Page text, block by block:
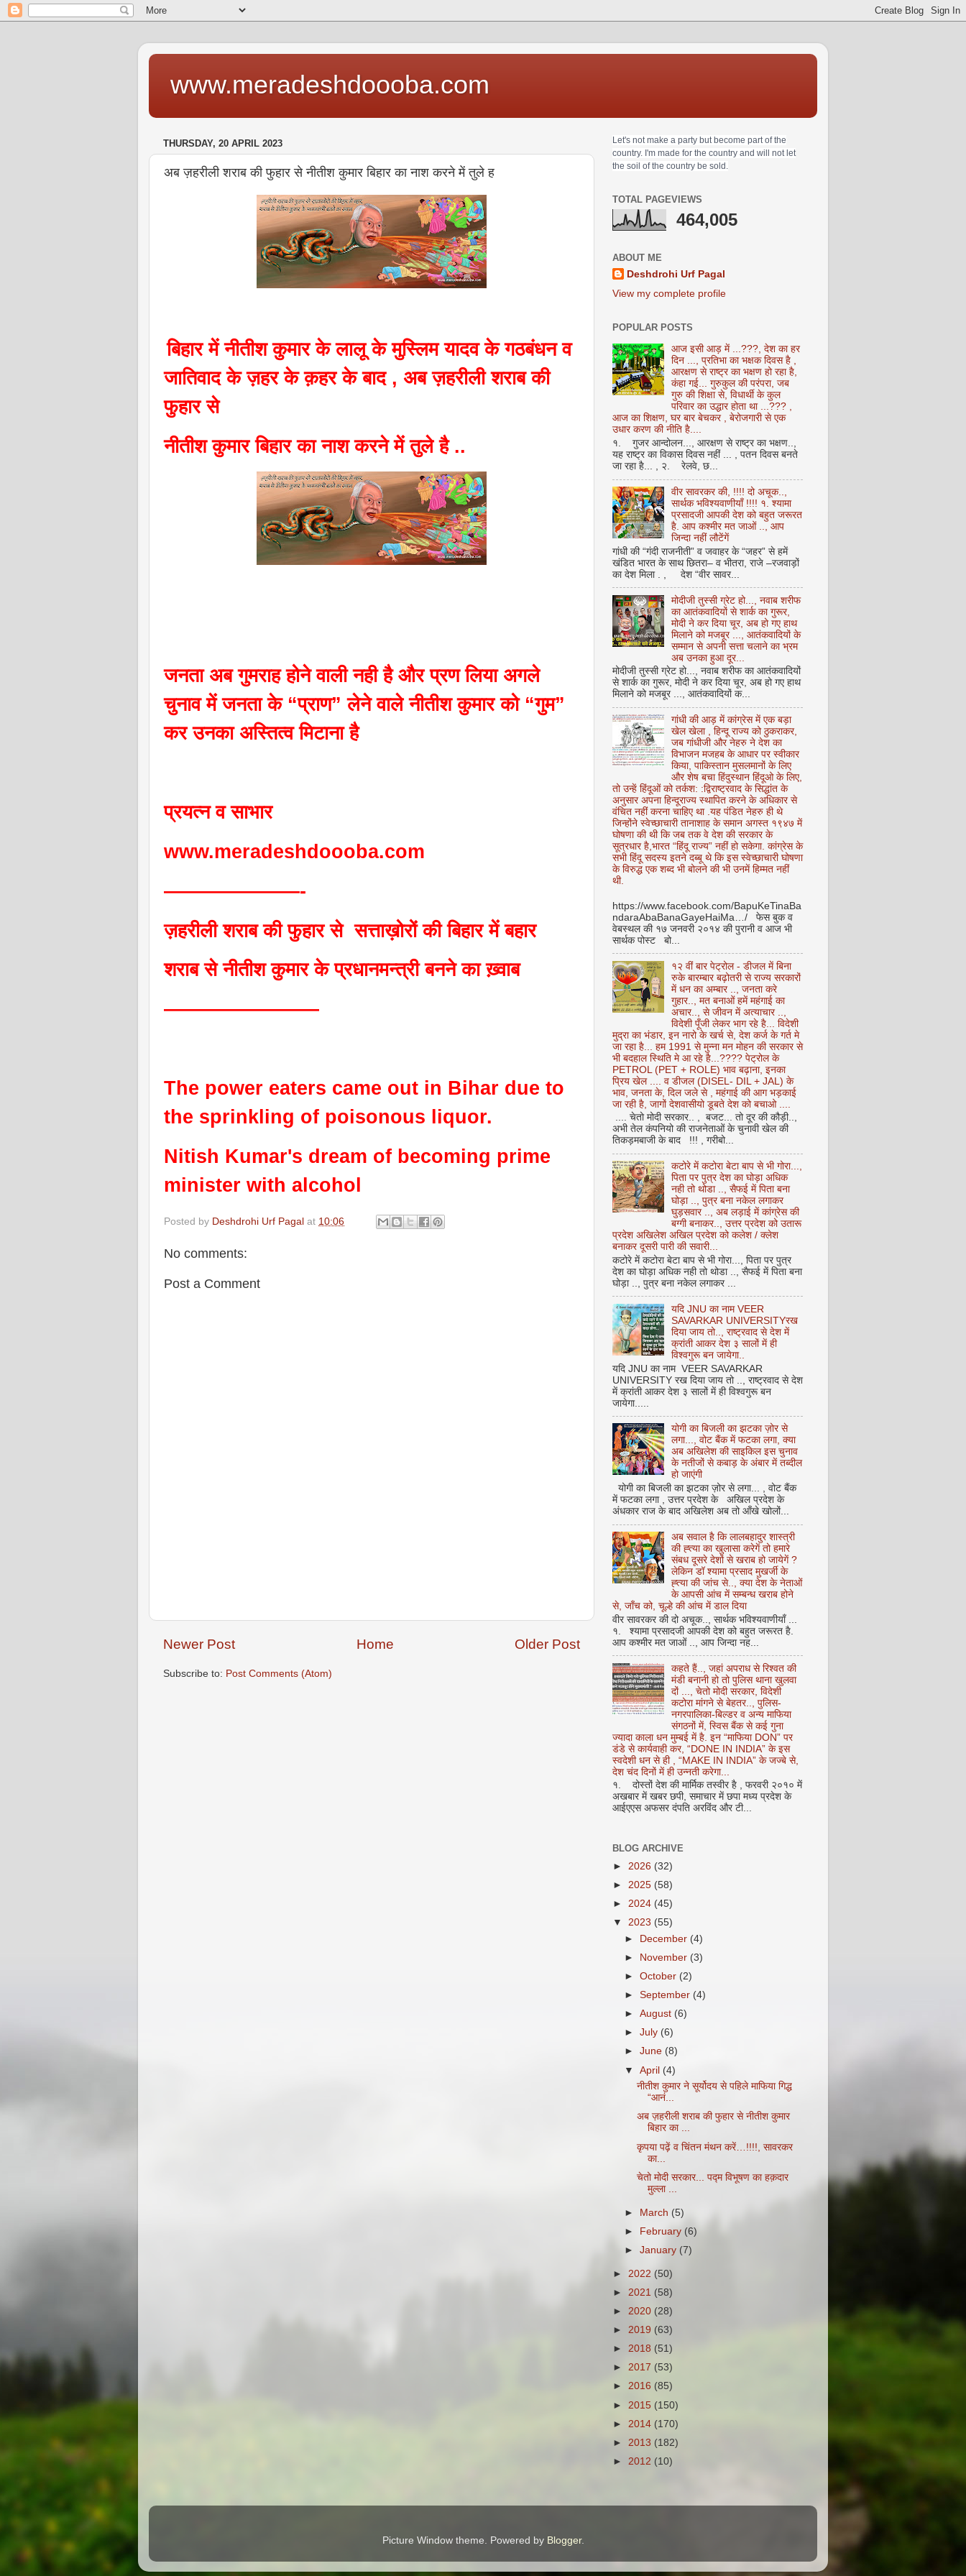
www.meradeshdoooba.com
THURSDAY, 20 APRIL 2023
अब ज़हरीली शराब की फुहार से नीतीश कुमार बिहार का नाश करने में तुले ह
बिहार में नीतीश कुमार के लालू के मुस्लिम यादव के गठबंधन व
जातिवाद के ज़हर के क़हर के बाद , अब ज़हरीली शराब की
फुहार से
नीतीश कुमार बिहार का नाश करने में तुले है ..
जनता अब गुमराह होने वाली नही है और प्रण लिया अगले
चुनाव में जनता के “प्राण” लेने वाले नीतीश कुमार को “गुम”
कर उनका अस्तित्व मिटाना है
प्रयत्न व साभार
www.meradeshdoooba.com
———————-
ज़हरीली शराब की फुहार से सत्ताख़ोरों की बिहार में बहार
शराब से नीतीश कुमार के प्रधानमन्त्री बनने का ख़्वाब
————————
The power eaters came out in Bihar due to
the sprinkling of poisonous liquor.
Nitish Kumar's dream of becoming prime
minister with alcohol
Posted by Deshdrohi Urf Pagal at 10:06
No comments:
Post a Comment
Newer Post Older Post
Home
Subscribe to: Post Comments (Atom)
Let's not make a party but become part of the
country. I'm made for the country and will not let
the soil of the country be sold.
TOTAL PAGEVIEWS
464,005
ABOUT ME
Deshdrohi Urf Pagal
View my complete profile
POPULAR POSTS
आज इसी आड़ में ...???, देश का हर
दिन ..., प्रतिभा का भक्षक दिवस है ,
आरक्षण से राष्ट्र का भक्षण हो रहा है,
कंहा गई... गुरुकुल की परंपरा, जब
गुरु की शिक्षा से, विधार्थी के कुल
परिवार का उद्धार होता था ...??? ,
आज का शिक्षण, घर बार बेचकर , बेरोजगारी से एक
उधार करण की नीति है....
१. गुजर आन्दोलन..., आरक्षण से राष्ट्र का भक्षण..,
यह राष्ट्र का विकास दिवस नहीं ... , पतन दिवस बनते
जा रहा है... , २. रेलवे, छ...
वीर सावरकर की, !!!! दो अचूक..,
सार्थक भविश्यवाणीयाँ !!!! १. श्यामा
प्रसादजी आपकी देश को बहुत जरूरत
है. आप कश्मीर मत जाओं .., आप
जिन्दा नहीं लौटेंगें
गांधी की “गंदी राजनीती” व जवाहर के “जहर” से हमें
खंडित भारत के साथ छितरा– व भीतरा, राजे –रजवाड़ों
का देश मिला . , देश “वीर सावर...
मोदीजी तुस्सी ग्रेट हो..., नवाब शरीफ
का आतंकवादियों से शार्क का गुरूर,
मोदी ने कर दिया चूर, अब हो गए हाथ
मिलाने को मजबूर ..., आतंकवादियों के
सम्मान से अपनी सत्ता चलाने का भ्रम
अब उनका हुआ दूर...
मोदीजी तुस्सी ग्रेट हो..., नवाब शरीफ का आतंकवादियों
से शार्क का गुरूर, मोदी ने कर दिया चूर, अब हो गए हाथ
मिलाने को मजबूर ..., आतंकवादियों क...
गांधी की आड़ में कांग्रेस में एक बड़ा
खेल खेला , हिन्दू राज्य को ठुकराकर,
जब गांधीजी और नेहरु ने देश का
विभाजन मजहब के आधार पर स्वीकार
किया, पाकिस्तान मुसलमानों के लिए
और शेष बचा हिंदुस्थान हिंदूओ के लिए,
तो उन्हें हिंदूओं को तर्कश: :द्विराष्ट्रवाद के सिद्धांत के
अनुसार अपना हिन्दूराज्य स्थापित करने के अधिकार से
वंचित नहीं करना चाहिए था .यह पंडित नेहरु ही थे
जिन्होंने स्वेच्छाचारी तानाशाह के समान अगस्त १९४७ में
घोषणा की थी कि जब तक वे देश की सरकार के
सूत्रधार है,भारत “हिंदू राज्य” नहीं हो सकेगा. कांग्रेस के
सभी हिंदू सदस्य इतने दब्बू थे कि इस स्वेच्छाचारी घोषणा
के विरुद्ध एक शब्द भी बोलने की भी उनमें हिम्मत नहीं
थी.
https://www.facebook.com/BapuKeTinaBa
ndaraAbaBanaGayeHaiMa…/ फेस बुक व
वेबस्थल की १७ जनवरी २०१४ की पुरानी व आज भी
सार्थक पोस्ट बो...
१२ वीं बार पेट्रोल - डीजल में बिना
रुके बारम्बार बढ़ोतरी से राज्य सरकारों
में धन का अम्बार .., जनता करे
गुहार.., मत बनाओं हमें महंगाई का
अचार.., से जीवन में अत्याचार ..,
विदेशी पूँजी लेकर भाग रहे है... विदेशी
मुद्रा का भंडार, इन नारो के खर्च से, देश कर्ज के गर्त मे
जा रहा है... हम 1991 से मुन्ना मन मोहन की सरकार से
भी बदहाल स्थिति मे आ रहे है...???? पेट्रोल के
PETROL (PET + ROLE) भाव बढ़ाना, इनका
प्रिय खेल .... व डीजल (DISEL- DIL + JAL) के
भाव, जनता के, दिल जले से , महंगाई की आग भड़काई
जा रही है, जागों देशवासीयो डूबते देश को बचाओ ....
.... चेतो मोदी सरकार.. , बजट... तो दूर की कौड़ी..,
अभी तेल कंपनियो की राजनेताओं के चुनावी खेल की
तिकड़मबाजी के बाद !!! , गरीबो...
कटोरे में कटोरा बेटा बाप से भी गोरा...,
पिता पर पुत्र देश का घोड़ा अधिक
नही तो थोडा .., सैफई में पिता बना
घोड़ा .., पुत्र बना नकेल लगाकर
घुड़सवार .., अब लड़ाई में कांग्रेस की
बग्गी बनाकर.., उत्तर प्रदेश को उतारू
प्रदेश अखिलेश अखिल प्रदेश को कलेश / क्लेश
बनाकर दूसरी पारी की सवारी...
कटोरे में कटोरा बेटा बाप से भी गोरा..., पिता पर पुत्र
देश का घोड़ा अधिक नही तो थोडा .., सैफई में पिता बना
घोड़ा .., पुत्र बना नकेल लगाकर ...
यदि JNU का नाम VEER
SAVARKAR UNIVERSITYरख
दिया जाय तो.., राष्ट्रवाद से देश में
क्रांती आकर देश ३ सालों में ही
विश्वगुरू बन जायेगा..
यदि JNU का नाम VEER SAVARKAR
UNIVERSITY रख दिया जाय तो .., राष्ट्रवाद से देश
में क्रांती आकर देश ३ सालों में ही विश्वगुरू बन
जायेगा.....
योगी का बिजली का झटका ज़ोर से
लगा..., वोट बैंक में फटका लगा, क्या
अब अखिलेश की साइकिल इस चुनाव
के नतीजों से कबाड़ के अंबार में तब्दील
हो जाएंगी
योगी का बिजली का झटका ज़ोर से लगा... , वोट बैंक
में फटका लगा , उत्तर प्रदेश के अखिल प्रदेश के
अंधकार राज के बाद अखिलेश अब तो आँखे खोलों...
अब सवाल है कि लालबहादुर शास्त्री
की ह्त्या का खुलासा करेगें तो हमारे
संबध दूसरे देशों से खराब हो जायेगें ?
लेकिन डॉ श्यामा प्रसाद मुखर्जी के
ह्त्या की जांच से.., क्या देश के नेताओं
के आपसी आंच में सम्बन्ध खराब होने
से, जाँच को, चूल्हे की आंच में डाल दिया
वीर सावरकर की दो अचूक.., सार्थक भविश्यवाणीयाँ ...
१. श्यामा प्रसादजी आपकी देश को बहुत जरूरत है.
आप कश्मीर मत जाओं .., आप जिन्दा नह...
कहते हैं.., जहां अपराध से रिश्वत की
मंडी बनानी हो तो पुलिस थाना खुलवा
दों ..., चेतो मोदी सरकार, विदेशी
कटोरा मांगने से बेहतर.., पुलिस-
नगरपालिका-बिल्डर व अन्य माफिया
संगठनों में, स्विस बैंक से कई गुना
ज्यादा काला धन मुम्बई में है. इन “माफिया DON” पर
डंडे से कार्यवाही कर, “DONE IN INDIA” के इस
स्वदेशी धन से ही , “MAKE IN INDIA” के जज्बे से,
देश चंद दिनों में ही उन्नती करेगा...
१. दोस्तों देश की मार्मिक तस्वीर है , फरवरी २०१० में
अखबार में खबर छपी, समाचार में छपा मध्य प्रदेश के
आईएएस अफसर दंपति अरविंद और टी...
BLOG ARCHIVE
► 2026 (32)
► 2025 (58)
► 2024 (45)
▼ 2023 (55)
► December (4)
►
November (3)
►October (2)
►September (4)
►August (6)
►July (6)
►June (8)
▼April (4)
नीतीश कुमार ने सूर्योदय से पहिले माफिया गिद्ध
“आनं...
अब ज़हरीली शराब की फुहार से नीतीश कुमार
बिहार का ...
कृपया पढ़ें व चिंतन मंथन करें…!!!!, सावरकर
का...
चेतो मोदी सरकार... पद्म विभूषण का हक़दार
मुल्ला ...
► March (5)
► February (6)
►January (7)
► 2022 (50)
► 2021 (58)
► 2020 (28)
► 2019 (63)
► 2018 (51)
► 2017 (53)
► 2016 (85)
► 2015 (150)
► 2014 (170)
► 2013 (182)
► 2012 (10)
Picture Window theme. Powered by Blogger.